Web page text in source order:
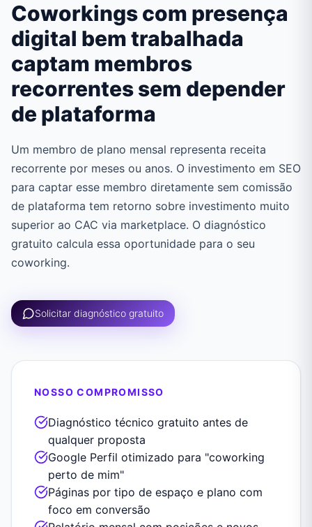
Coworkings com presença
digital bem trabalhada
captam membros
recorrentes sem depender
de plataforma
Um membro de plano mensal representa receita
recorrente por meses ou anos. O investimento em SEO
para captar esse membro diretamente sem comissão
de plataforma tem retorno sobre investimento muito
superior ao CAC via marketplace. O diagnóstico
gratuito calcula essa oportunidade para o seu
coworking.
Solicitar diagnóstico gratuito
NOSSO COMPROMISSO
Diagnóstico técnico gratuito antes de
qualquer proposta
Google Perfil otimizado para "coworking
perto de mim"
Páginas por tipo de espaço e plano com
foco em conversão